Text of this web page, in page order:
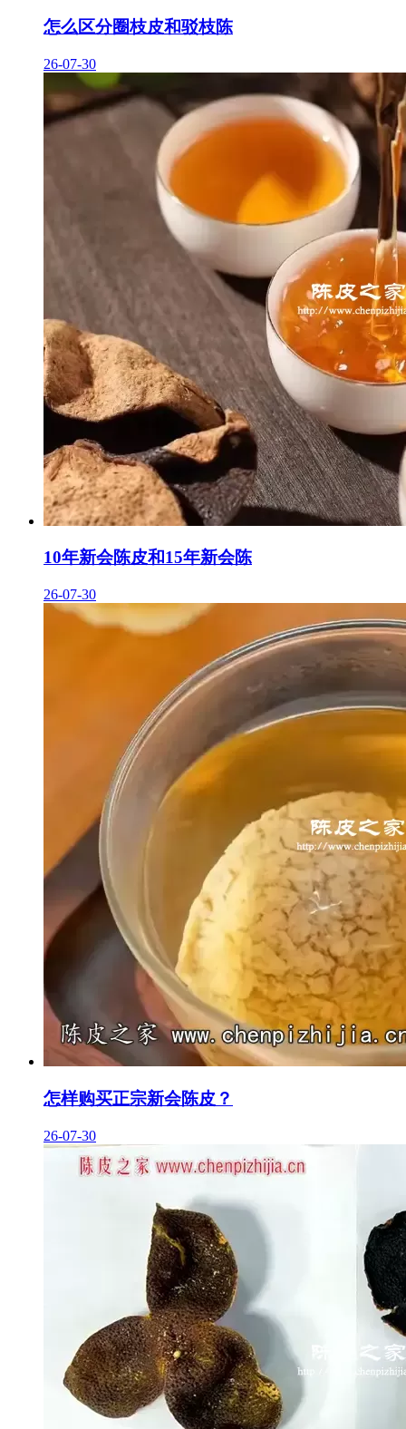
怎么区分圈枝皮和驳枝陈
26-07-30
10年新会陈皮和15年新会陈
26-07-30
怎样购买正宗新会陈皮？
26-07-30